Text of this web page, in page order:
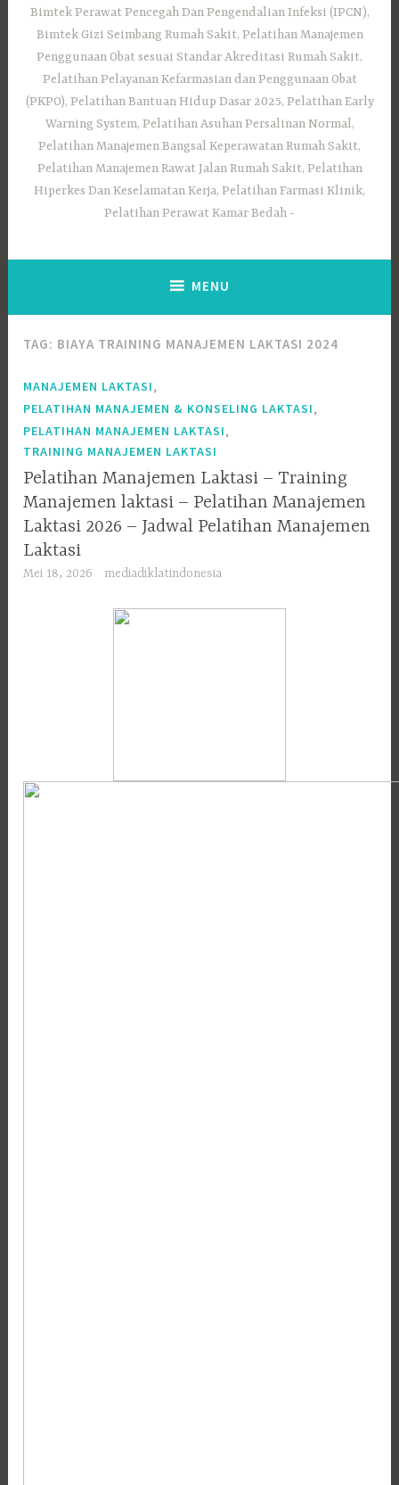
Bimtek Perawat Pencegah Dan Pengendalian Infeksi (IPCN),
Bimtek Gizi Seimbang Rumah Sakit, Pelatihan Manajemen
Penggunaan Obat sesuai Standar Akreditasi Rumah Sakit,
Pelatihan Pelayanan Kefarmasian dan Penggunaan Obat
(PKPO), Pelatihan Bantuan Hidup Dasar 2025, Pelatihan Early
Warning System, Pelatihan Asuhan Persalinan Normal,
Pelatihan Manajemen Bangsal Keperawatan Rumah Sakit,
Pelatihan Manajemen Rawat Jalan Rumah Sakit, Pelatihan
Hiperkes Dan Keselamatan Kerja, Pelatihan Farmasi Klinik,
Pelatihan Perawat Kamar Bedah
MENU
TAG: BIAYA TRAINING MANAJEMEN LAKTASI 2024
MANAJEMEN LAKTASI
PELATIHAN MANAJEMEN & KONSELING LAKTASI
PELATIHAN MANAJEMEN LAKTASI
TRAINING MANAJEMEN LAKTASI
Pelatihan Manajemen Laktasi – Training
Manajemen laktasi – Pelatihan Manajemen
Laktasi 2026 – Jadwal Pelatihan Manajemen
Laktasi
Mei 18, 2026 mediadiklatindonesia